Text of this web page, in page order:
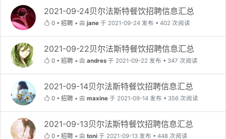
2021-09-24贝尔法斯特餐饮招聘信息汇总
0 • 招聘 • 由 jane 于 2021-09-24 发布 • 402 次阅读
2021-09-22贝尔法斯特餐饮招聘信息汇总
0 • 招聘 • 由 andres 于 2021-09-22 发布 • 347 次阅读
2021-09-14贝尔法斯特餐饮招聘信息汇总
0 • 招聘 • 由 maxine 于 2021-09-14 发布 • 356 次阅读
2021-09-13贝尔法斯特餐饮招聘信息汇总
0 • 招聘 • 由 toni 于 2021-09-13 发布 • 448 次阅读